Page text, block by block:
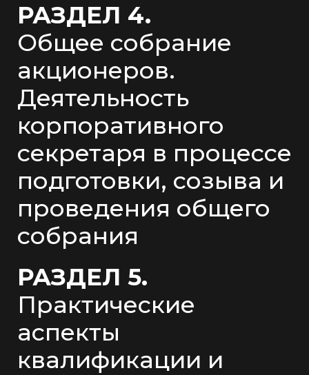
РАЗДЕЛ 4.
Общее собрание
акционеров.
Деятельность
корпоративного
секретаря в процессе
подготовки, созыва и
проведения общего
собрания
РАЗДЕЛ 5.
Практические
аспекты
квалификации и